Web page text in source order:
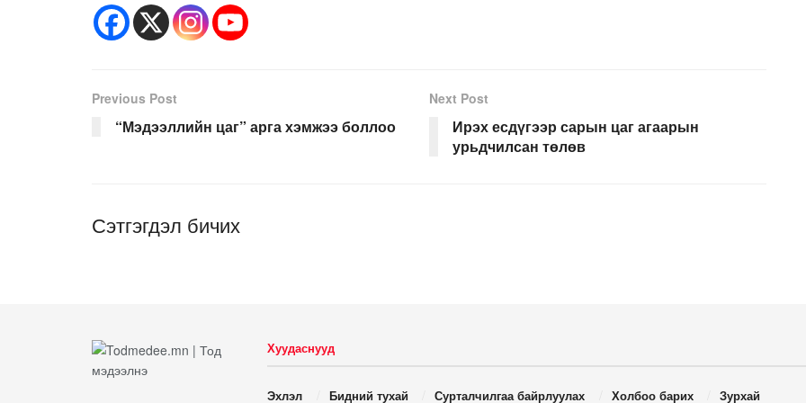
Previous Post
“Мэдээллийн цаг” арга хэмжээ боллоо
Next Post
Ирэх есдүгээр сарын цаг агаарын
урьдчилсан төлөв
Сэтгэгдэл бичих
Хуудаснууд
Эхлэл Бидний тухай Сурталчилгаа байрлуулах Холбоо барих Зурхай